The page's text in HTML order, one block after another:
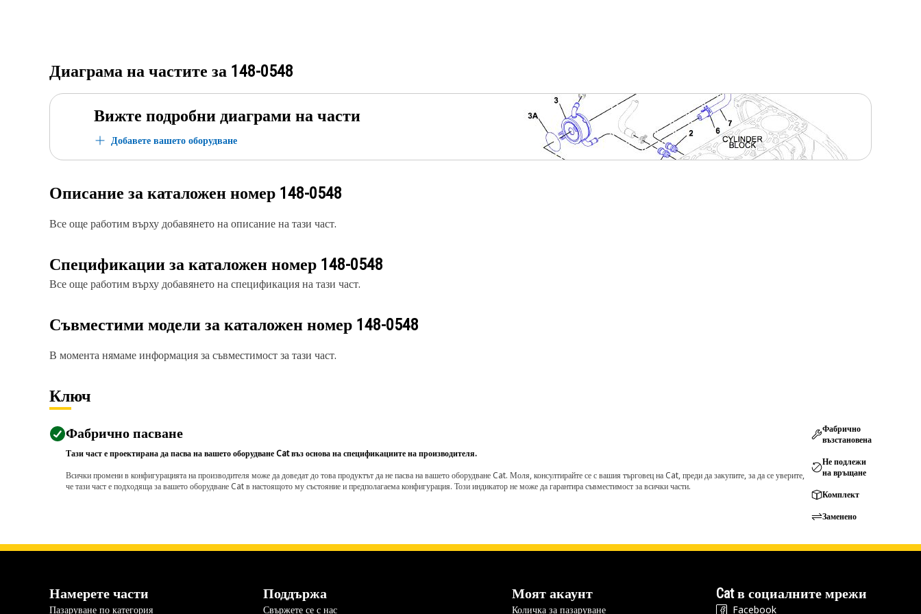
Диаграма на частите за 148-0548
Вижте подробни диаграми на части
Добавете вашето оборудване
Описание за каталожен номер 148-0548
Все още работим върху добавянето на описание на тази част.
Спецификации за каталожен номер 148-0548
Все още работим върху добавянето на спецификация на тази част.
Съвместими модели за каталожен номер 148-0548
В момента нямаме информация за съвместимост за тази част.
Ключ
Фабрично пасване
Тази част е проектирана да пасва на вашето оборудване Cat въз основа на спецификациите на производителя.
Всички промени в конфигурацията на производителя може да доведат до това продуктът да не пасва на вашето оборудване Cat. Моля, консултирайте се с вашия търговец на Cat, преди да закупите, за да се уверите,
че тази част е подходяща за вашето оборудване Cat в настоящото му състояние и предполагаема конфигурация. Този индикатор не може да гарантира съвместимост за всички части.
Фабрично
възстановена
Не подлежи
на връщане
Комплект
Заменено
Намерете части
Пазаруване по категория
Поддържа
Свържете се с нас
Моят акаунт
Количка за пазаруване
Cat в социалните мрежи
Facebook